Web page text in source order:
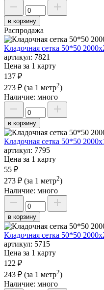
в корзину
Распродажа
Кладочная сетка 50*50
артикул: 7821
Цена за 1 карту
137 ₽
273 ₽ (за 1 метр2)
Наличие: много
в корзину
Кладочная сетка 50*50
артикул: 7795
Цена за 1 карту
55 ₽
273 ₽ (за 1 метр2)
Наличие: много
в корзину
Кладочная сетка 50*50
артикул: 5715
Цена за 1 карту
122 ₽
243 ₽ (за 1 метр2)
Наличие: много